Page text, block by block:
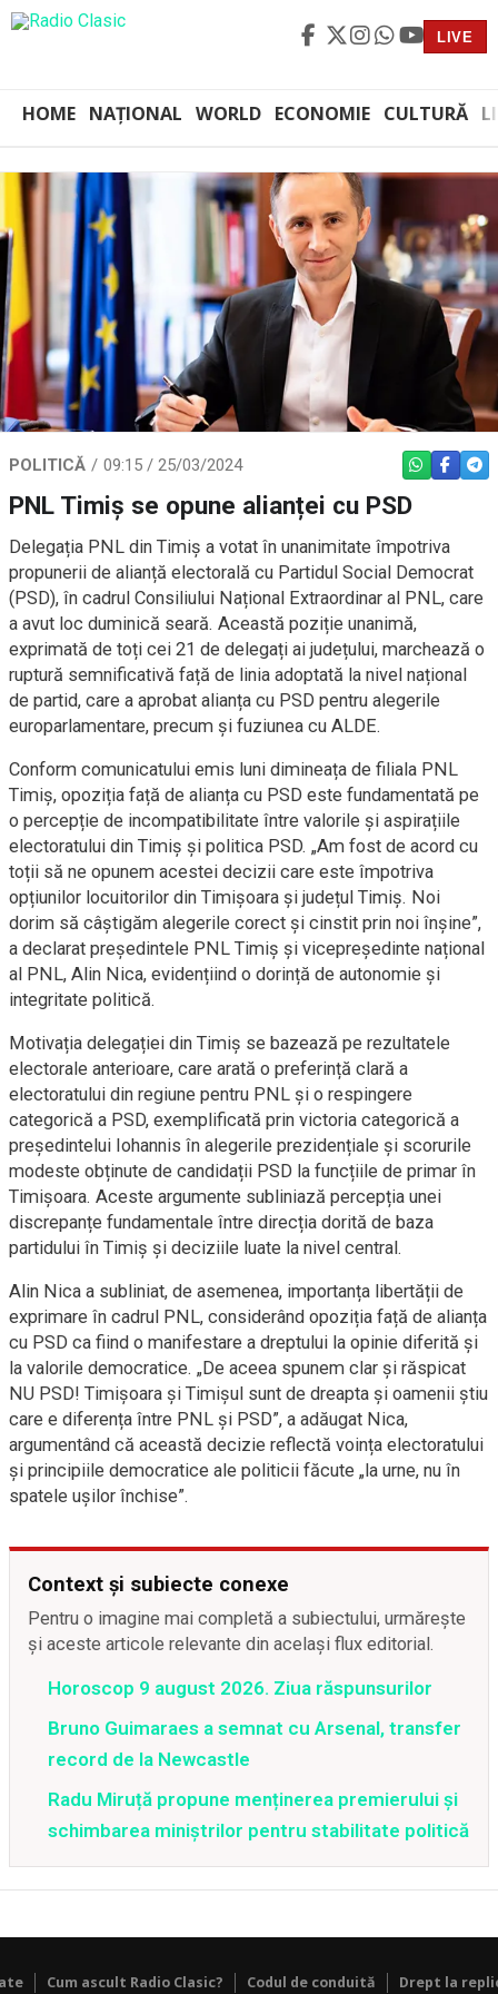
LIVE
HOME NAȚIONAL WORLD ECONOMIE CULTURĂ
POLITICĂ 09:15 / 25/03/2024 WHATSAPP
PNL Timiș se opune alianței cu PSD
Delegația PNL din Timiș a votat în unanimitate împotriva
propunerii de alianță electorală cu Partidul Social Democrat
(PSD), în cadrul Consiliului Național Extraordinar al PNL, care
a avut loc duminică seară. Această poziție unanimă,
exprimată de toți cei 21 de delegați ai județului, marchează o
ruptură semnificativă față de linia adoptată la nivel național
de partid, care a aprobat alianța cu PSD pentru alegerile
europarlamentare, precum și fuziunea cu ALDE.
Conform comunicatului emis luni dimineața de filiala PNL
Timiș, opoziția față de alianța cu PSD este fundamentată pe
o percepție de incompatibilitate între valorile și aspirațiile
electoratului din Timiș și politica PSD. „Am fost de acord cu
toții să ne opunem acestei decizii care este împotriva
opțiunilor locuitorilor din Timișoara și județul Timiș. Noi
dorim să câștigăm alegerile corect și cinstit prin noi înșine”,
a declarat președintele PNL Timiș și vicepreședinte național
al PNL, Alin Nica, evidențiind o dorință de autonomie și
integritate politică.
Motivația delegației din Timiș se bazează pe rezultatele
electorale anterioare, care arată o preferință clară a
electoratului din regiune pentru PNL și o respingere
categorică a PSD, exemplificată prin victoria categorică a
președintelui Iohannis în alegerile prezidențiale și scorurile
modeste obținute de candidații PSD la funcțiile de primar în
Timișoara. Aceste argumente subliniază percepția unei
discrepanțe fundamentale între direcția dorită de baza
partidului în Timiș și deciziile luate la nivel central.
Alin Nica a subliniat, de asemenea, importanța libertății de
exprimare în cadrul PNL, considerând opoziția față de alianța
cu PSD ca fiind o manifestare a dreptului la opinie diferită și
la valorile democratice. „De aceea spunem clar și răspicat
NU PSD! Timișoara și Timișul sunt de dreapta și oamenii știu
care e diferența între PNL și PSD”, a adăugat Nica,
argumentând că această decizie reflectă voința electoratului
și principiile democratice ale politicii făcute „la urne, nu în
spatele ușilor închise”.
Context și subiecte conexe
Pentru o imagine mai completă a subiectului, urmărește
și aceste articole relevante din același flux editorial.
Horoscop 9 august 2026. Ziua răspunsurilor
Bruno Guimaraes a semnat cu Arsenal, transfer
record de la Newcastle
Radu Miruță propune menținerea premierului și
schimbarea miniștrilor pentru stabilitate politică
Cum ascult Radio Clasic? Codul de conduită Drept la